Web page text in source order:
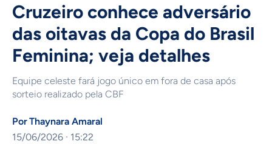
Cruzeiro conhece adversário
das oitavas da Copa do Brasil
Feminina; veja detalhes
Equipe celeste fará jogo único em fora de casa após
sorteio realizado pela CBF
PorThaynara Amaral
15/06/2026 · 15:22